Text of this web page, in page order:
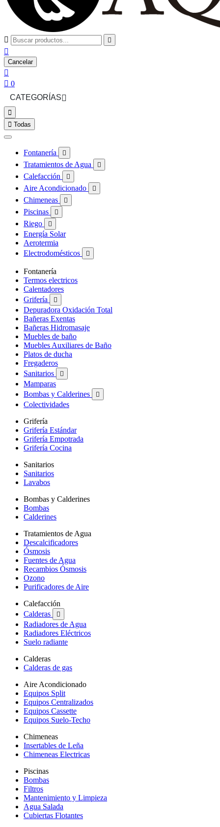
 

Cancelar

 0
CATEGORÍAS

 Todas
Fontanería 
Tratamientos de Agua 
Calefacción 
Aire Acondicionado 
Chimeneas 
Piscinas 
Riego 
Energía Solar
Aerotermia
Electrodomésticos

Fontanería
Termos electricos
Calentadores
Grifería

Depuradora Oxidación Total
Bañeras Exentas
Bañeras Hidromasaje
Muebles de baño
Muebles Auxiliares de Baño
Platos de ducha
Fregaderos
Sanitarios

Mamparas
Bombas y Calderines

Colectividades
Grifería
Grifería Estándar
Grifería Empotrada
Grifería Cocina
Sanitarios
Sanitarios
Lavabos
Bombas y Calderines
Bombas
Calderines
Tratamientos de Agua
Descalcificadores
Ósmosis
Fuentes de Agua
Recambios Ósmosis
Ozono
Purificadores de Aire
Calefacción
Calderas

Radiadores de Agua
Radiadores Eléctricos
Suelo radiante
Calderas
Calderas de gas
Aire Acondicionado
Equipos Split
Equipos Centralizados
Equipos Cassette
Equipos Suelo-Techo
Chimeneas
Insertables de Leña
Chimeneas Electricas
Piscinas
Bombas
Filtros
Mantenimiento y Limpieza
Agua Salada
Cubiertas Flotantes